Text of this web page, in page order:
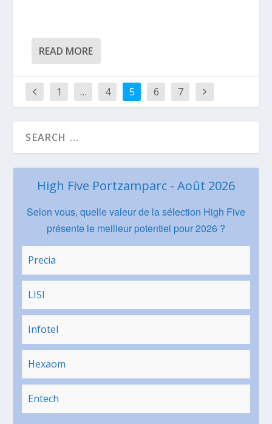
READ MORE
1 … 4 5 6 7
High Five Portzamparc - Août 2026
Selon vous, quelle valeur de la sélection High Five
présente le meilleur potentiel pour 2026 ?
Precia
LISI
Infotel
Hexaom
Entech